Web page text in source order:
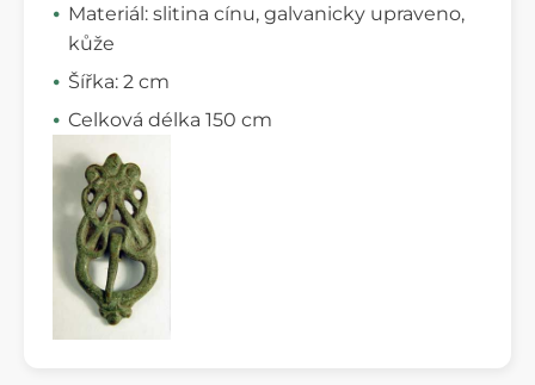
Materiál: slitina cínu, galvanicky upraveno,
kůže
Šířka: 2 cm
Celková délka 150 cm